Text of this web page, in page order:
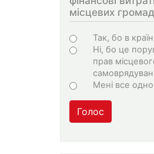
місцевих
Варіанти
Так, бо в
Ні, бо це
прав
Мені все одно
Голос